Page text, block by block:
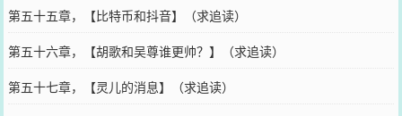
第五十五章，【比特币和抖音】（求追读）
第五十六章，【胡歌和吴尊谁更帅？】（求追读）
第五十七章，【灵儿的消息】（求追读）